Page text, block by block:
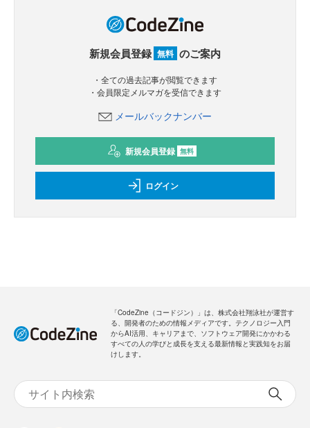
新規会員登録 無料 のご案内
・全ての過去記事が閲覧できます
・会員限定メルマガを受信できます
メールバックナンバー
新規会員登録 無料
ログイン
「CodeZine（コードジン）」は、株式会社翔泳社が運営す
る、開発者のための情報メディアです。テクノロジー入門
からAI活用、キャリアまで、ソフトウェア開発にかかわる
すべての人の学びと成長を支える最新情報と実践知をお届
けします。